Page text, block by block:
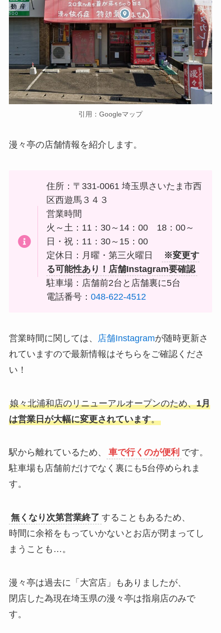
引用：Googleマップ
漫々亭の店舗情報を紹介します。
住所：〒331-0061 埼玉県さいたま市西
区西遊馬３４３
営業時間
火～土：11：30～14：00 18：00～
日・祝：11：30～15：00
定休日：月曜・第三火曜日
※変更す
る可能性あり！店舗Instagram要確認
駐車場：店舗前2台と店舗裏に5台
電話番号：048-622-4512
営業時間に関しては、 店舗Instagramが随時更新さ
れていますので最新情報はそちらをご確認くださ
い！
娘々北浦和店のリニューアルオープンのため、1月
は営業日が大幅に変更されています。
駅から離れているため、 車で行くのが便利 です。
駐車場も店舗前だけでなく裏にも5台停められま
す。
無くなり次第営業終了 することもあるため、
時間に余裕をもっていかないとお店が閉まってし
まうことも…。
漫々亭は過去に「大宮店」もありましたが、
閉店した為現在埼玉県の漫々亭は指扇店のみで
す。